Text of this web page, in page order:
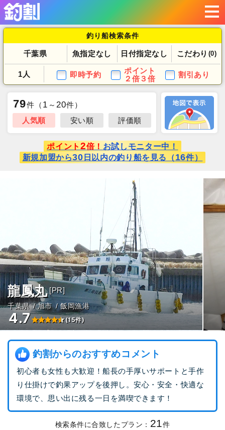
釣り船検索条件
千葉県 魚指定なし 日付指定なし こだわり (0)
1人 即時予約
ポイント
２倍３倍
割引あり
79件 （ 1 ～ 20件）
人気順
安い順 評価順
ポイント 2倍！ お試しモニター中！
新規加盟から30 日以内の釣り船を見る（16件）
龍鳳丸 [PR]
千葉県 旭市 飯岡漁港
4.7 (15件)
釣割からのおすすめコメント
初心者も女性も大歓迎！船長の手厚いサポートと手作
り仕掛けで釣果アップを後押し。安心・安全・快適な
環境で、思い出に残る一日を満喫できます！
検索条件に合致したプラン： 21件